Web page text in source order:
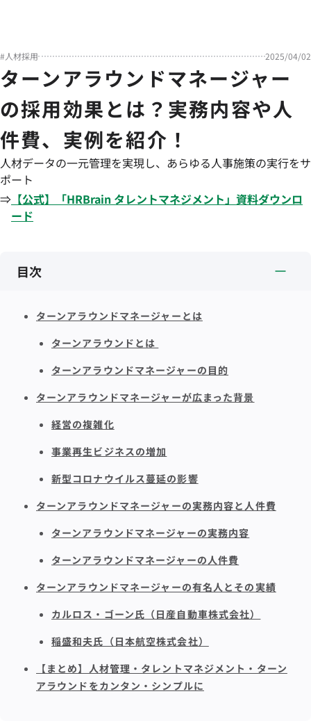
#人材採用 2025/04/02
ターンアラウンドマネージャー
の採用効果とは？実務内容や人
件費、実例を紹介！
人材データの一元管理を実現し、あらゆる人事施策の実行をサ
ポート
⇒ 【公式】「HRBrain タレントマネジメント」資料ダウンロ
ード
目次
ターンアラウンドマネージャーとは
ターンアラウンドとは
ターンアラウンドマネージャーの目的
ターンアラウンドマネージャーが広まった背景
経営の複雑化
事業再生ビジネスの増加
新型コロナウイルス蔓延の影響
ターンアラウンドマネージャーの実務内容と人件費
ターンアラウンドマネージャーの実務内容
ターンアラウンドマネージャーの人件費
ターンアラウンドマネージャーの有名人とその実績
カルロス・ゴーン氏（日産自動車株式会社）
稲盛和夫氏（日本航空株式会社）
【まとめ】人材管理・タレントマネジメント・ターン
アラウンドをカンタン・シンプルに